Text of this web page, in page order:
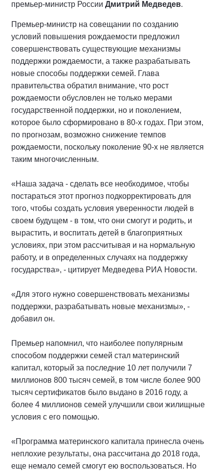
премьер-министр России Дмитрий Медведев.
Премьер-министр на совещании по созданию
условий повышения рождаемости предложил
совершенствовать существующие механизмы
поддержки рождаемости, а также разрабатывать
новые способы поддержки семей. Глава
правительства обратил внимание, что рост
рождаемости обусловлен не только мерами
государственной поддержки, но и поколением,
которое было сформировано в 80-х годах. При этом,
по прогнозам, возможно снижение темпов
рождаемости, поскольку поколение 90-х не является
таким многочисленным.
«Наша задача - сделать все необходимое, чтобы
постараться этот прогноз подкорректировать для
того, чтобы создать условия уверенности людей в
своем будущем - в том, что они смогут и родить, и
вырастить, и воспитать детей в благоприятных
условиях, при этом рассчитывая и на нормальную
работу, и в определенных случаях на поддержку
государства», - цитирует Медведева РИА Новости.
«Для этого нужно совершенствовать механизмы
поддержки, разрабатывать новые механизмы», -
добавил он.
Премьер напомнил, что наиболее популярным
способом поддержки семей стал материнский
капитал, который за последние 10 лет получили 7
миллионов 800 тысяч семей, в том числе более 900
тысяч сертификатов было выдано в 2016 году, а
более 4 миллионов семей улучшили свои жилищные
условия с его помощью.
«Программа материнского капитала принесла очень
неплохие результаты, она рассчитана до 2018 года,
еще немало семей смогут ею воспользоваться. Но